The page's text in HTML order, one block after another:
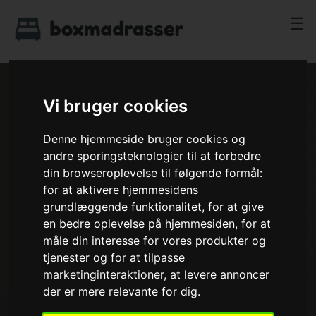
Vi bruger cookies
Denne hjemmeside bruger cookies og
andre sporingsteknologier til at forbedre
din browseroplevelse til følgende formål:
for at aktivere hjemmesidens
grundlæggende funktionalitet,for at give
en bedre oplevelse på hjemmesiden,for at
måle din interesse for vores produkter og
tjenester og for at tilpasse
marketinginteraktioner,at levere annoncer
der er mere relevante for dig.
☰